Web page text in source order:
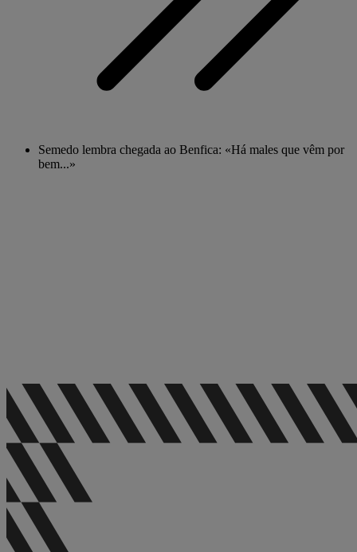
Semedo lembra chegada ao Benfica: «Há males que vêm por
bem...»